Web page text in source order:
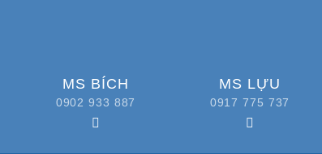
MS BÍCH
0902 933 887
MS LỰU
0917 775 737